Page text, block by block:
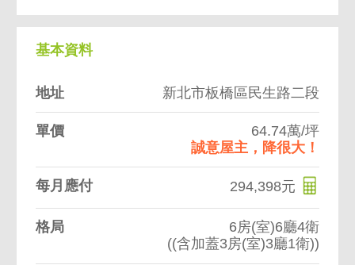
基本資料
地址 新北市板橋區民生路二段
單價
64.74萬/坪
誠意屋主，降很大！
每月應付 294,398元
格局
6房(室)6廳4衛
((含加蓋3房(室)3廳1衛))